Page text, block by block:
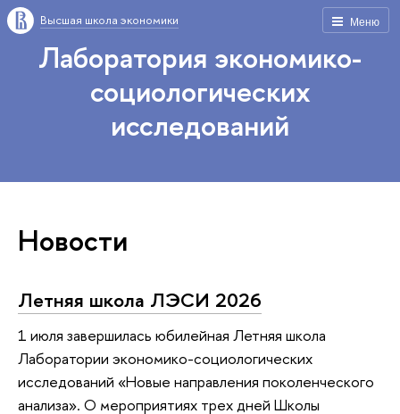
Меню
Высшая школа экономики
Лаборатория экономико-
социологических
исследований
Новости
Летняя школа ЛЭСИ 2026
1 июля завершилась юбилейная Летняя школа
Лаборатории экономико-социологических
исследований «Новые направления поколенческого
анализа». О мероприятиях трех дней Школы